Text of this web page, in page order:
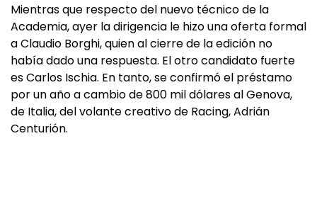
Mientras que respecto del nuevo técnico de la
Academia, ayer la dirigencia le hizo una oferta formal
a Claudio Borghi, quien al cierre de la edición no
había dado una respuesta. El otro candidato fuerte
es Carlos Ischia. En tanto, se confirmó el préstamo
por un año a cambio de 800 mil dólares al Genova,
de Italia, del volante creativo de Racing, Adrián
Centurión.